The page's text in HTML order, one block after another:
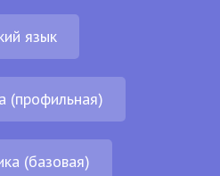
язык
(профильная)
(базовая)